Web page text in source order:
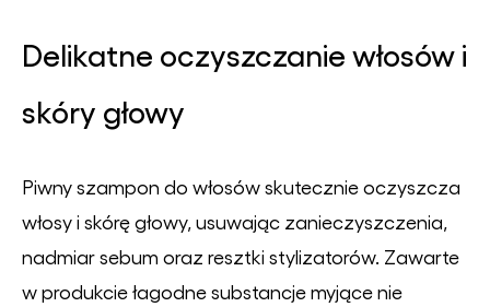
Delikatne oczyszczanie włosów i
skóry głowy
Piwny szampon do włosów skutecznie oczyszcza
włosy i skórę głowy, usuwając zanieczyszczenia,
nadmiar sebum oraz resztki stylizatorów. Zawarte
w produkcie łagodne substancje myjące nie